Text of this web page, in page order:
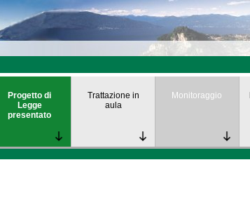
Progetto di
Legge
presentato
Trattazione in
aula
Monitoraggio